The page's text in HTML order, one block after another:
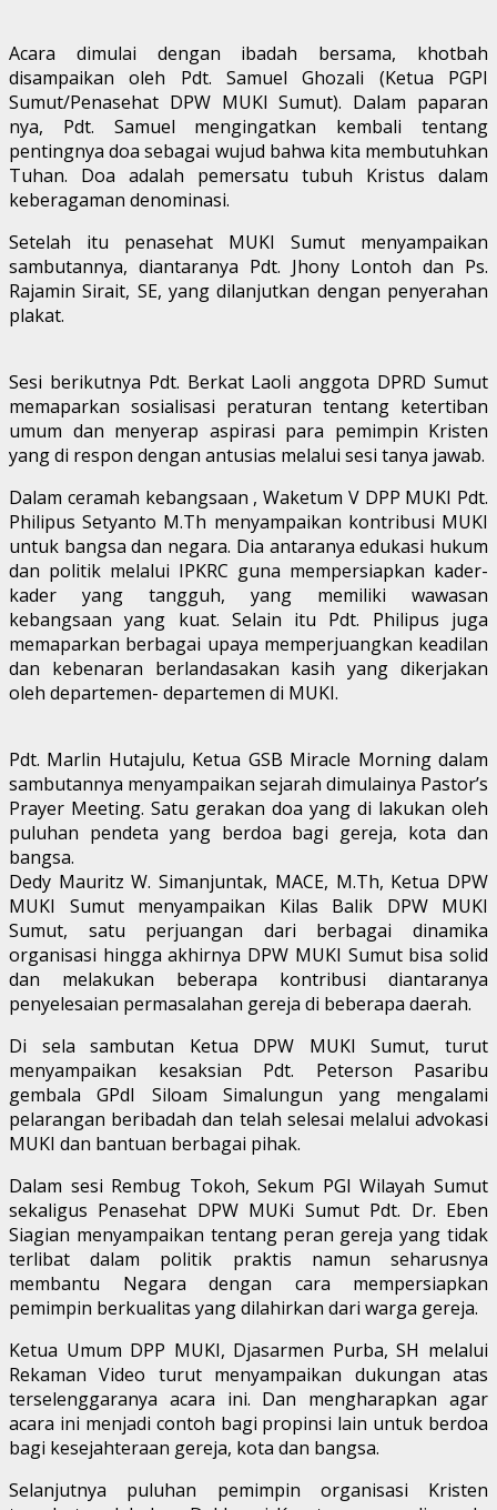
Acara dimulai dengan ibadah bersama, khotbah
disampaikan oleh Pdt. Samuel Ghozali (Ketua PGPI
Sumut/Penasehat DPW MUKI Sumut). Dalam paparan
nya, Pdt. Samuel mengingatkan kembali tentang
pentingnya doa sebagai wujud bahwa kita membutuhkan
Tuhan. Doa adalah pemersatu tubuh Kristus dalam
keberagaman denominasi.
Setelah itu penasehat MUKI Sumut menyampaikan
sambutannya, diantaranya Pdt. Jhony Lontoh dan Ps.
Rajamin Sirait, SE, yang dilanjutkan dengan penyerahan
plakat.
Sesi berikutnya Pdt. Berkat Laoli anggota DPRD Sumut
memaparkan sosialisasi peraturan tentang ketertiban
umum dan menyerap aspirasi para pemimpin Kristen
yang di respon dengan antusias melalui sesi tanya jawab.
Dalam ceramah kebangsaan , Waketum V DPP MUKI Pdt.
Philipus Setyanto M.Th menyampaikan kontribusi MUKI
untuk bangsa dan negara. Dia antaranya edukasi hukum
dan politik melalui IPKRC guna mempersiapkan kader-
kader yang tangguh, yang memiliki wawasan
kebangsaan yang kuat. Selain itu Pdt. Philipus juga
memaparkan berbagai upaya memperjuangkan keadilan
dan kebenaran berlandasakan kasih yang dikerjakan
oleh departemen- departemen di MUKI.
Pdt. Marlin Hutajulu, Ketua GSB Miracle Morning dalam
sambutannya menyampaikan sejarah dimulainya Pastor’s
Prayer Meeting. Satu gerakan doa yang di lakukan oleh
puluhan pendeta yang berdoa bagi gereja, kota dan
bangsa.
Dedy Mauritz W. Simanjuntak, MACE, M.Th, Ketua DPW
MUKI Sumut menyampaikan Kilas Balik DPW MUKI
Sumut, satu perjuangan dari berbagai dinamika
organisasi hingga akhirnya DPW MUKI Sumut bisa solid
dan melakukan beberapa kontribusi diantaranya
penyelesaian permasalahan gereja di beberapa daerah.
Di sela sambutan Ketua DPW MUKI Sumut, turut
menyampaikan kesaksian Pdt. Peterson Pasaribu
gembala GPdI Siloam Simalungun yang mengalami
pelarangan beribadah dan telah selesai melalui advokasi
MUKI dan bantuan berbagai pihak.
Dalam sesi Rembug Tokoh, Sekum PGI Wilayah Sumut
sekaligus Penasehat DPW MUKi Sumut Pdt. Dr. Eben
Siagian menyampaikan tentang peran gereja yang tidak
terlibat dalam politik praktis namun seharusnya
membantu Negara dengan cara mempersiapkan
pemimpin berkualitas yang dilahirkan dari warga gereja.
Ketua Umum DPP MUKI, Djasarmen Purba, SH melalui
Rekaman Video turut menyampaikan dukungan atas
terselenggaranya acara ini. Dan mengharapkan agar
acara ini menjadi contoh bagi propinsi lain untuk berdoa
bagi kesejahteraan gereja, kota dan bangsa.
Selanjutnya puluhan pemimpin organisasi Kristen